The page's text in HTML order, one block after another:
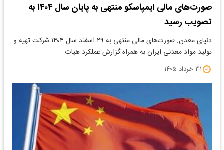
صورت‌های مالی ایمپاسکو منتهی به پایان سال ۱۴۰۴ به
تصویب رسید
دنیای معدن: صورت‌های مالی منتهی به ۲۹ اسفند سال ۱۴۰۴ شرکت تهیه و
تولید مواد معدنی ایران به همراه گزارش عملکرد هیات…
۳۱ خرداد ۱۴۰۵